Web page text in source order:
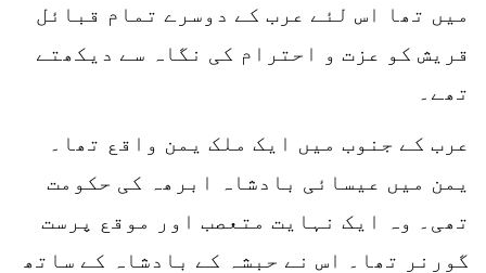
میں تھا اس لئے عرب کے دوسرے تمام قبائل
قریش کو عزت و احترام کی نگاہ سے دیکھتے
تھے۔
عرب کے جنوب میں ایک ملک یمن واقع تھا۔
یمن میں عیسائی بادشاہ ابرھہ کی حکومت
تھی۔ وہ ایک نہایت متعصب اور موقع پرست
گورنر تھا۔ اس نے حبشہ کے بادشاہ کے ساتھ